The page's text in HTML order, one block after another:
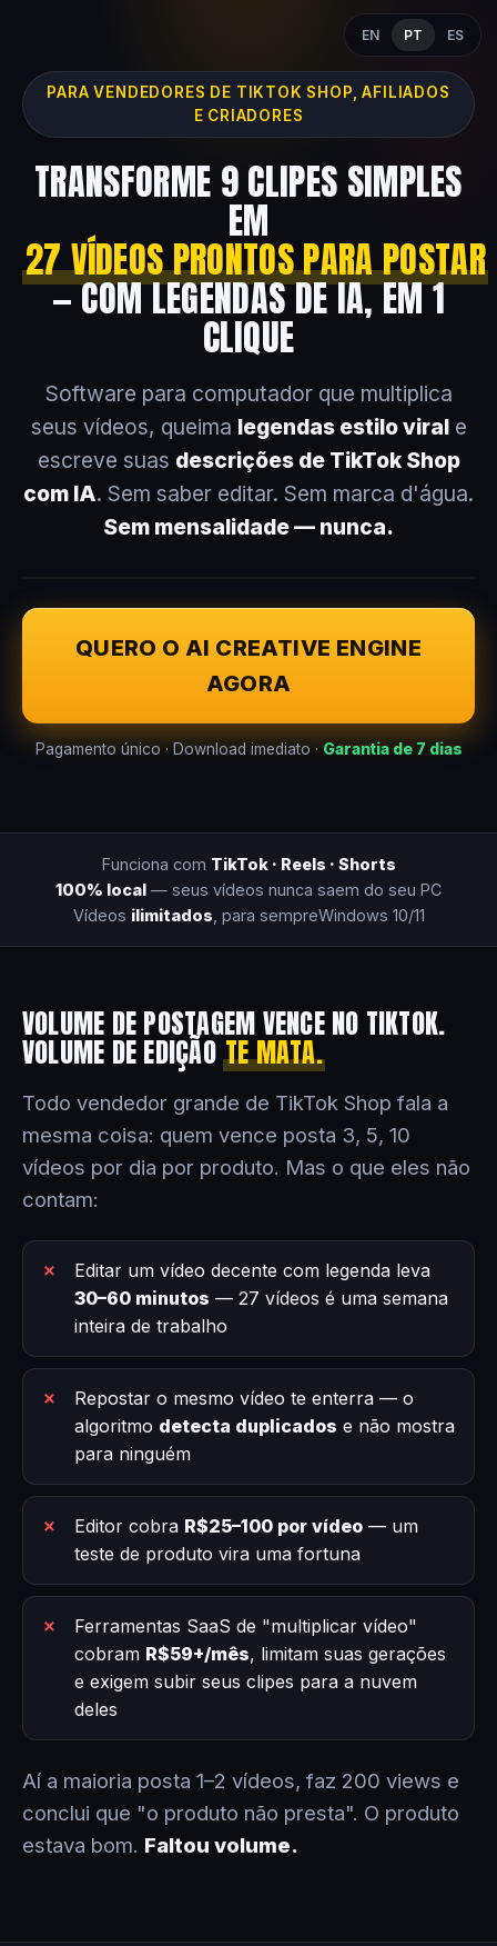
EN PT ES
PARA VENDEDORES DE TIKTOK SHOP, AFILIADOS
E CRIADORES
TRANSFORME 9 CLIPES SIMPLES
EM
27 VÍDEOS PRONTOS PARA POSTAR
— COM LEGENDAS DE IA, EM 1
CLIQUE
Software para computador que multiplica
seus vídeos, queima legendas estilo virale
escreve suas descrições de TikTok Shop
com IA. Sem saber editar. Sem marca d'água.
Sem mensalidade — nunca.
QUERO O AI CREATIVE ENGINE
AGORA
Pagamento único · Download imediato · Garantia de 7 dias
Funciona com TikTok · Reels · Shorts
100% local — seus vídeos nunca saem do seu PC
Vídeos ilimitados , para sempreWindows 10/11
VOLUME DE POSTAGEM VENCE NO TIKTOK.
VOLUME DE EDIÇÃOTE MATA.
Todo vendedor grande de TikTok Shop fala a
mesma coisa: quem vence posta 3, 5, 10
vídeos por dia por produto. Mas o que eles não
contam:
Editar um vídeo decente com legenda leva
30–60 minutos — 27 vídeos é uma semana
inteira de trabalho
Repostar o mesmo vídeo te enterra — o
algoritmo detecta duplicados e não mostra
para ninguém
Editor cobra R$25–100 por vídeo — um
teste de produto vira uma fortuna
Ferramentas SaaS de "multiplicar vídeo"
cobram R$59+/mês, limitam suas gerações
e exigem subir seus clipes para a nuvem
deles
Aí a maioria posta 1–2 vídeos, faz 200 views e
conclui que "o produto não presta". O produto
estava bom. Faltou volume.